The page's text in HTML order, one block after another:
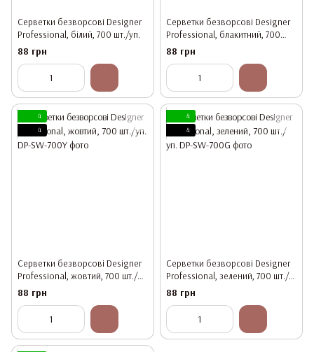
Серветки безворсові Designer
Professional, білий, 700 шт./уп.
88 грн
Серветки безворсові Designer
Professional, блакитний, 700
шт./уп.
88 грн
4
4
Серветки безворсові Designer
Professional, жовтий, 700 шт./
уп.
88 грн
4
4
Серветки безворсові Designer
Professional, зелений, 700 шт./
уп.
88 грн